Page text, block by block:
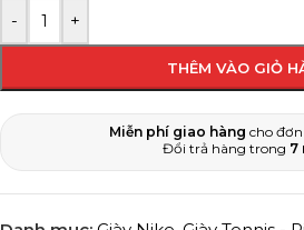
- +
THÊM VÀO GIỎ
Miễn phí giao hàng cho
Đổi trả hàng trong 7